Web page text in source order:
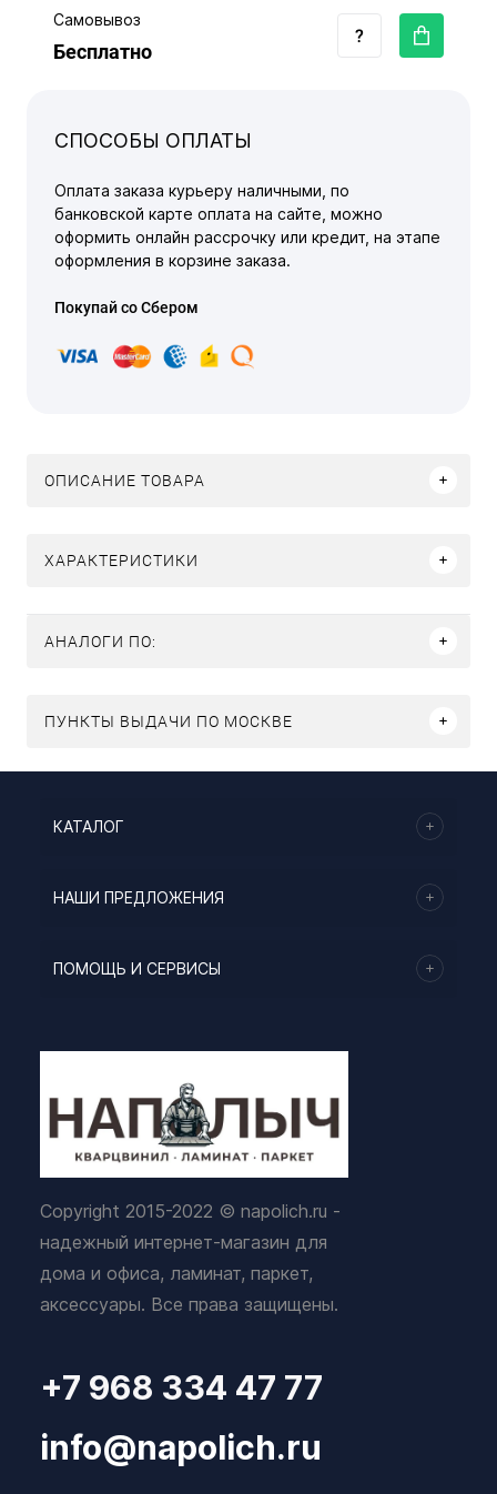
Самовывоз
Бесплатно
СПОСОБЫ ОПЛАТЫ
Оплата заказа курьеру наличными, по
банковской карте оплата на сайте, можно
оформить онлайн рассрочку или кредит, на этапе
оформления в корзине заказа.
Покупай со Сбером
ОПИСАНИЕ ТОВАРА
ХАРАКТЕРИСТИКИ
АНАЛОГИ ПО:
ПУНКТЫ ВЫДАЧИ ПО МОСКВЕ
КАТАЛОГ
НАШИ ПРЕДЛОЖЕНИЯ
ПОМОЩЬ И СЕРВИСЫ
Copyright 2015-2022 © napolich.ru -
надежный интернет-магазин для
дома и офиса, ламинат, паркет,
аксессуары. Все права защищены.
+7 968 334 47 77
info@napolich.ru